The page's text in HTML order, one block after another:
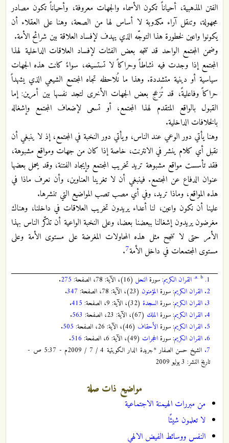
الفتن المذهبية، أحياناً تكون الأسماء والجهات معروفة، وأحياناً تكون مصادر
مجهولة، وتنقل آراء مكذوبة لا أساس لها من الصحة، وهنا على العقلاء أن
يكونوا واعين لخطورة هذا التوجّه الذي يهدف لإفساد العلاقة بين شرائح الأمة.
وضمن المجتمع الواحد قد تتجه بعض الفئات لإفساد العلاقات الداخلية لهذا
المجتمع إذا وجدت فيه نشاطاً وحراكاً لا تستسيغه، سواءً كانت هذه الجهات
سياسية أو دينية متشددة. وهذا ما نُلاحظه تجاه المجتمع الشيعي الذي يشهداً
حراكاً وفاعليةً، قد تُزعج بعض الجهات الأخرى لتجد نفسها بين أمرين: إما
القبول بالواقع المتقدم لهذا المجتمع، أو تسعى لإضعاف المجتمع وإشغاله
بالخلافات الداخلية.
وهنا يأتي دور الوعي عند الناس، ويأتي دور النخبة في المجتمع، إذ لا ينبغي أن
نقبل أي كلام ينشر في الانترنت، خاصة إذا كان من جهات ومواقع مشبوهة،
فقد تأسست مواقع مشبوهة تريد تخريب المجتمع وإيجاد الفتنة، وقد يحمل بعضها
عنوان الدفاع عن المجتمع. فينبغي أن لا تغرينا العناوين، وأن نعرف ماذا في
هذه المواقع، وماذا تريد، وفي أي مصب تصب المواضيع التي تنشرها.
علينا أن نكون واعين، لنا أعداء يريدون تخريب العلاقات في داخلنا، وهناك
مغرضون يريدون إشغالنا ببعضنا بعضا، وعلى النخبة الواعية أن تذكّر الناس بهذا
الأمر حتى لا تنجح مثل هذه المحاولات المغرضة على مستوى الأمة وعلى
مستوى المجتمعات في داخل الأمة7
.
1.
a. b. القران الكريم: سورةالنحل (16)، الآية: 78، الصفحة: 275
.
2. القران الكريم: سورةالمؤمنون (23)، الآية: 78، الصفحة: 347
.
3. القران الكريم: سورةالسجدة (32)، الآية: 9، الصفحة: 415
.
4. القران الكريم: سورةالملك (67)، الآية: 23، الصفحة: 563
.
5. القران الكريم: سورةالأحقاف (46)، الآية: 26، الصفحة: 505
.
6. القران الكريم: سورةالحجرات (49)، الآية: 6، الصفحة: 516
.
7.
الشيخ حسن الصفار *جريدة الدار الكويتية 4 / 7 / 2009م - 5:37 ص -
تاريخ النشر: 3 يوليو 2009
مواضيع ذات صلة
من مبررات الهيمنة الاجتماعية
لا تعلمون شيئًا
النفس ووسائط الفيض الالهي